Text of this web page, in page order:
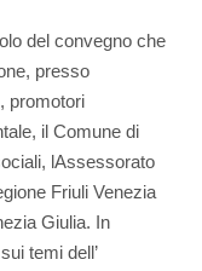
del convegno che
presso
promotori
il Comune di
lAssessorato
Friuli Venezia
Giulia. In
temi dell’